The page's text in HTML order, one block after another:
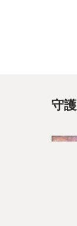
守